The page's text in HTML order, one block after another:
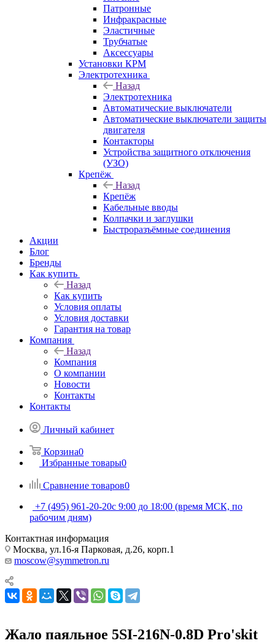
Патронные
Инфракрасные
Эластичные
Трубчатые
Аксессуары
Установки КРМ
Электротехника
Назад
Электротехника
Автоматические выключатели
Автоматические выключатели защиты
двигателя
Контакторы
Устройства защитного отключения
(УЗО)
Крепёж
Назад
Крепёж
Кабельные вводы
Колпачки и заглушки
Быстроразъёмные соединения
Акции
Блог
Бренды
Как купить
Назад
Как купить
Условия оплаты
Условия доставки
Гарантия на товар
Компания
Назад
Компания
О компании
Новости
Контакты
Контакты
Личный кабинет
Корзина0
Избранные товары0
Сравнение товаров0
+7 (495) 961-20-20с 9:00 до 18:00 (время МСК, по
рабочим дням)
Контактная информация
Москва, ул.16-я Парковая, д.26, корп.1
moscow@symmetron.ru
Жало паяльное 5SI-216N-0.8D Pro'skit